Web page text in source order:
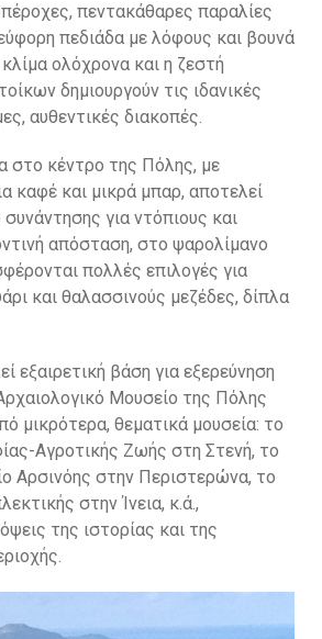
πεντακάθαρες παραλίες
πεδιάδα με λόφους και βουνά
ολόχρονα και η ζεστή
δημιουργούν τις ιδανικές
αυθεντικές διακοπές.
στο κέντρο της Πόλης, με
καφέ και μικρά μπαρ, αποτελεί
για ντόπιους και
απόσταση, στο ψαρολίμανο
πολλές επιλογές για
και θαλασσινούς μεζέδες, δίπλα
εξαιρετική βάση για εξερεύνηση
Μουσείο της Πόλης
μικρότερα, θεματικά μουσεία: το
Αγροτικής Ζωής στη Στενή, το
Αρσινόης στην Περιστερώνα, το
στην Ίνεια, κ.ά.,
της ιστορίας και της